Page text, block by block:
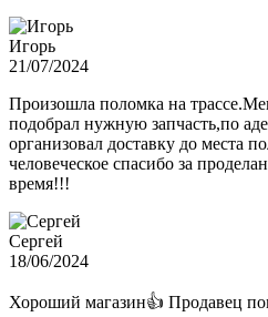
Игорь
21/07/2024
Произошла поломка на
подобрал нужную запчасть,по
организовал доставку до места
человеческое спасибо за
время!!!
Сергей
18/06/2024
Хороший магазин👍 Продавец